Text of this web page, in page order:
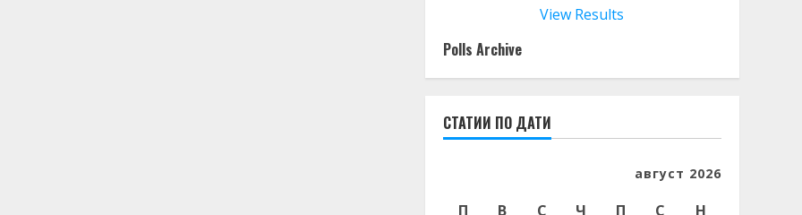
View Results
Polls Archive
СТАТИИ ПО ДАТИ
август 2026
П В С Ч П С
Н